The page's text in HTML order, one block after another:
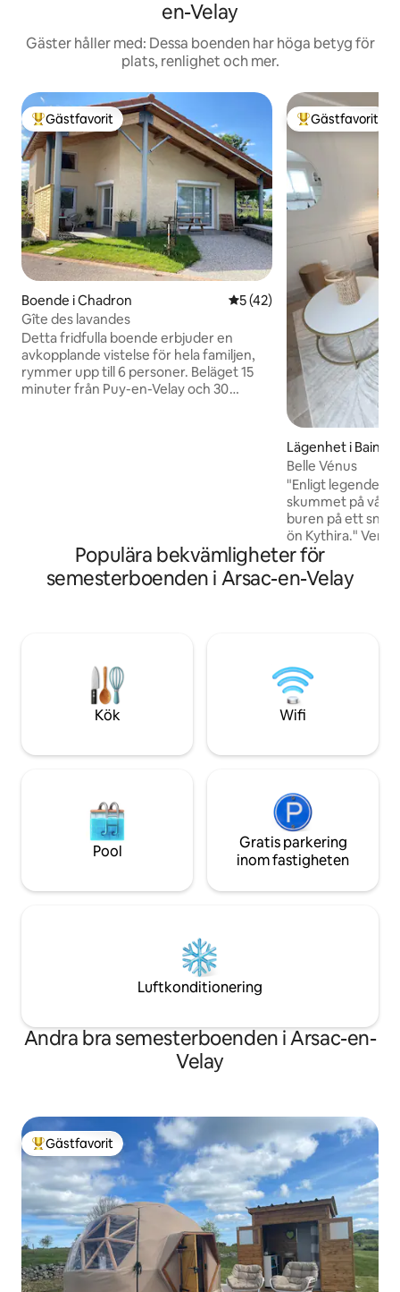
en-Velay
Gäster håller med: Dessa boenden har höga betyg för
plats, renlighet och mer.
Populär gästfavorit
Gästfavorit
Boende i Chadron 5 av 5 i genomsnittligt
5 (42)
Gîte des lavandes
Detta fridfulla boende erbjuder en
avkopplande vistelse för hela familjen,
rymmer upp till 6 personer. Beläget 15
minuter från Puy-en-Velay och 30
Populär
Gästfavorit
Lägenhet i Bains
Belle Vénus
"Enligt legenden
skummet på
buren på ett
ön Kythira."
förförelse,
fertilitet.
energi, kom och
30 minuter från
timme och 15
Populära bekvämligheter för
semesterboenden i Arsac-en-Velay
Kök Wifi
Pool
Gratis parkering
inom fastigheten
Luftkonditionering
Andra bra semesterboenden i Arsac-en-
Velay
Populär gästfavorit
Gästfavorit